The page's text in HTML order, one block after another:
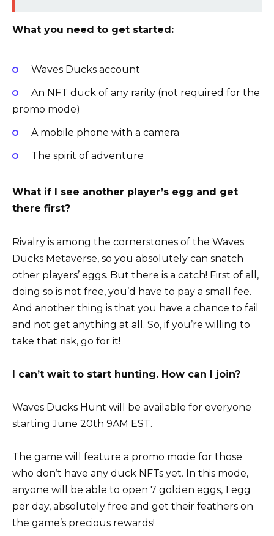
What you need to get started:
Waves Ducks account
An NFT duck of any rarity (not required for the
promo mode)
A mobile phone with a camera
The spirit of adventure
What if I see another player’s egg and get
there first?
Rivalry is among the cornerstones of the Waves
Ducks Metaverse, so you absolutely can snatch
other players’ eggs. But there is a catch! First of all,
doing so is not free, you’d have to pay a small fee.
And another thing is that you have a chance to fail
and not get anything at all. So, if you’re willing to
take that risk, go for it!
I can’t wait to start hunting. How can I join?
Waves Ducks Hunt will be available for everyone
starting June 20th 9AM EST.
The game will feature a promo mode for those
who don’t have any duck NFTs yet. In this mode,
anyone will be able to open 7 golden eggs, 1 egg
per day, absolutely free and get their feathers on
the game’s precious rewards!